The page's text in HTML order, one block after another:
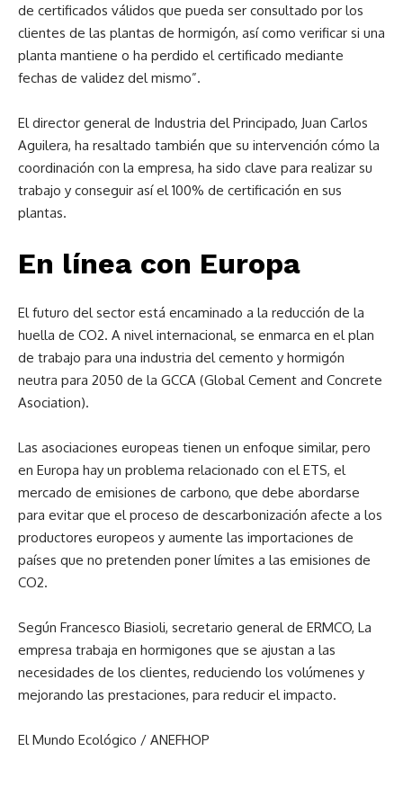
de certificados válidos que pueda ser consultado por los
clientes de las plantas de hormigón, así como verificar si una
planta mantiene o ha perdido el certificado mediante
fechas de validez del mismo”.
El director general de Industria del Principado, Juan Carlos
Aguilera, ha resaltado también que su intervención cómo la
coordinación con la empresa, ha sido clave para realizar su
trabajo y conseguir así el 100% de certificación en sus
plantas.
En línea con Europa
El futuro del sector está encaminado a la reducción de la
huella de CO2. A nivel internacional, se enmarca en el plan
de trabajo para una industria del cemento y hormigón
neutra para 2050 de la GCCA (Global Cement and Concrete
Asociation).
Las asociaciones europeas tienen un enfoque similar, pero
en Europa hay un problema relacionado con el ETS, el
mercado de emisiones de carbono, que debe abordarse
para evitar que el proceso de descarbonización afecte a los
productores europeos y aumente las importaciones de
países que no pretenden poner límites a las emisiones de
CO2.
Según Francesco Biasioli, secretario general de ERMCO, La
empresa trabaja en hormigones que se ajustan a las
necesidades de los clientes, reduciendo los volúmenes y
mejorando las prestaciones, para reducir el impacto.
El Mundo Ecológico / ANEFHOP